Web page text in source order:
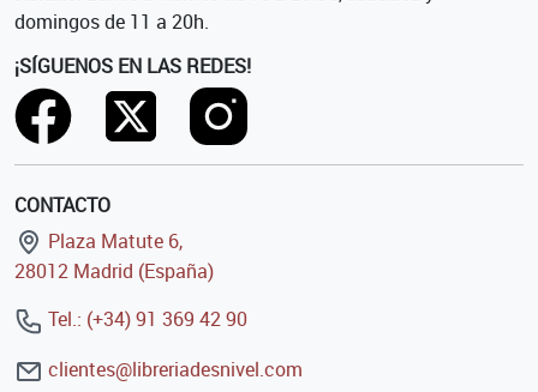
domingos de 11 a 20h.
¡SÍGUENOS EN LAS REDES!
CONTACTO
Plaza Matute 6,
28012 Madrid (España)
Tel.: (+34) 91 369 42 90
clientes@libreriadesnivel.com